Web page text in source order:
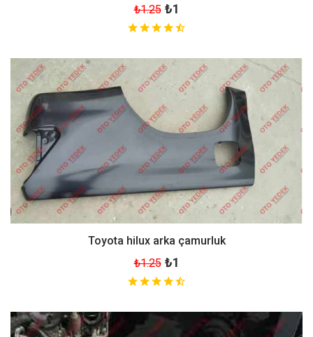
₺1.25 ₺1
Toyota hilux arka çamurluk
₺1.25 ₺1